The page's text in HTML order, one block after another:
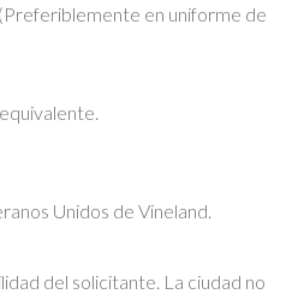
en uniforme de
Unidos de Vineland.
del solicitante. La ciudad no